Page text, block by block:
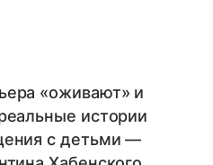
«оживают» и
истории
с детьми —